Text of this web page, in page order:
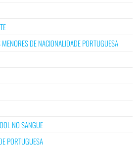
DE NACIONALIDADE PORTUGUESA
NO SANGUE
PORTUGUESA